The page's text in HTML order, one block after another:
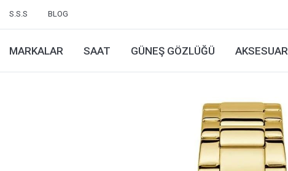
S.S.S BLOG
MARKALAR SAAT GÜNEŞ GÖZLÜĞÜ AKSESUAR